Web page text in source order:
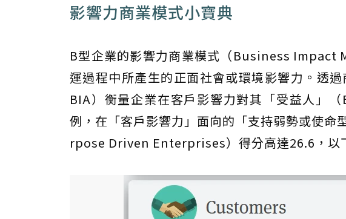
影響力商業模式小寶典
B型企業的影響力商業模式（Business Impact
運過程中所產生的正面社會或環境影響力。透
BIA）衡量企業在客戶影響力對其「受益人」
例，在「客戶影響力」面向的「支持弱勢或使
rpose Driven Enterprises）得分高達26.6，以